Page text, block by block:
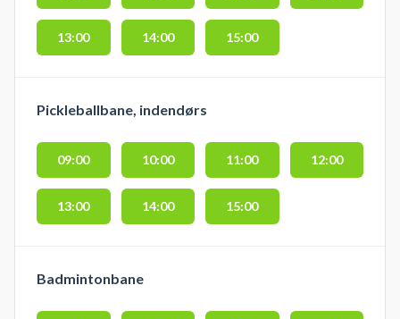
13:00 14:00 15:00
Pickleballbane, indendørs
09:00 10:00 11:00 12:00
13:00 14:00 15:00
Badmintonbane